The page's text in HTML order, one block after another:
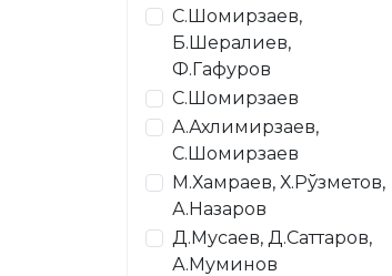
С.Шомирзаев,
Б.Шералиев,
Ф.Гафуров
С.Шомирзаев
А.Ахлимирзаев,
С.Шомирзаев
М.Хамраев, Х.Рўзметов,
А.Назаров
Д.Мусаев, Д.Саттаров,
А.Муминов